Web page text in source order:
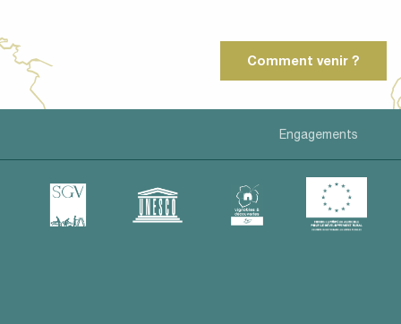
Comment venir ?
Engagements